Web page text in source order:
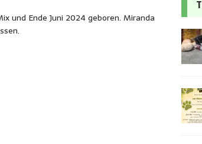
und Ende Juni 2024 geboren. Miranda